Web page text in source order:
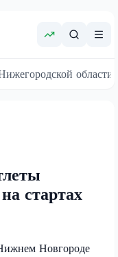
области
стартах
Новгороде